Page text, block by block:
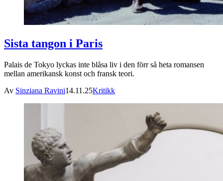
Sista tangon i Paris
Palais de Tokyo lyckas inte blåsa liv i den förr så heta romansen
mellan amerikansk konst och fransk teori.
Av Sinziana Ravini14.11.25Kritikk